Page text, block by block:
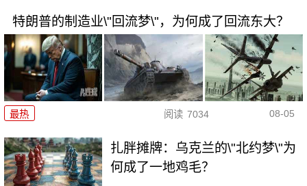
特朗普的制造业\"回流梦\"，为何成了回流东大？
最热 阅读 7034 08-05
扎胖摊牌：乌克兰的\"北约梦\"为
何成了一地鸡毛？